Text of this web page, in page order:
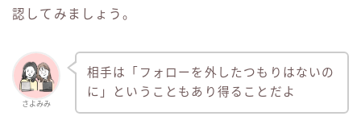
認してみましょう。
さよみみ
相手は「フォローを外したつもりはないの
に」ということもあり得ることだよ